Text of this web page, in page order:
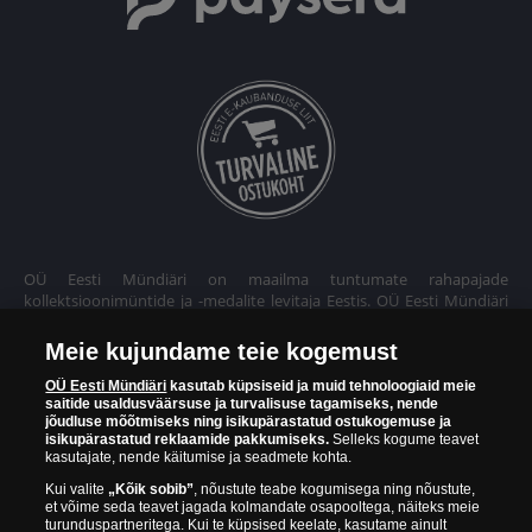
OÜ Eesti Mündiäri on maailma tuntumate rahapajade
kollektsioonimüntide ja -medalite levitaja Eestis. OÜ Eesti Mündiäri
Euroopa ühel suuremal mündilevitajate grupil "Samlerhuset
Group" on allüksused 14 Euroopa riigis. Ettevõtete grupile kuulub
Norra vanim, endine riiklik rahapaja, mis tegutseb alates 1686.
aastast. Norra mündikoda valmistab mõningaid ametlikke Norra ja
teiste riikide münte ning vermib igal aastal ka Nobeli rahupreemia
medaleid.
OÜ Eesti Mündiäri spetsialistid täiendavad pidevalt oma teadmisi,
Meie kujundame teie kogemust
OÜ Eesti Mündiäri kasutab küpsiseid ja muid tehnoloogiaid meie
saitide usaldusväärsuse ja turvalisuse tagamiseks, nende
jõudluse mõõtmiseks ning isikupärastatud ostukogemuse ja
isikupärastatud reklaamide pakkumiseks. Selleks kogume teavet
kasutajate, nende käitumise ja seadmete kohta.
Kui valite „Kõik sobib”, nõustute teabe kogumisega ning nõustute,
et võime seda teavet jagada kolmandate osapooltega, näiteks meie
turunduspartneritega. Kui te küpsised keelate, kasutame ainult